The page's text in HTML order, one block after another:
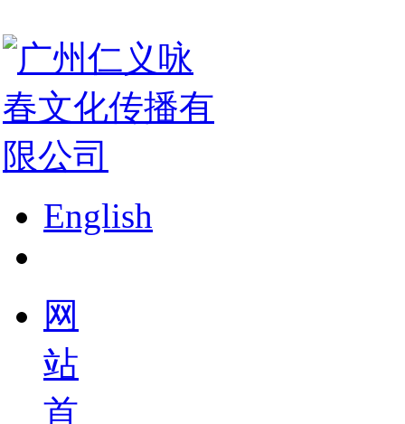
English
网
站
首